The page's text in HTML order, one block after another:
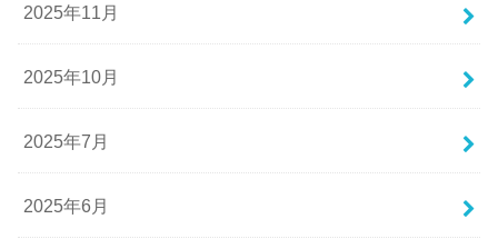
2025年11月
2025年10月
2025年7月
2025年6月